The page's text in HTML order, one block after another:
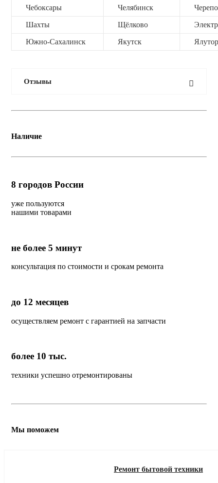
Чебоксары Челябинск
Шахты Щёлково
Южно-Сахалинск Якутск
Отзывы
Наличие
8 городов России
уже пользуются
нашими товарами
не более 5 минут
консультация по стоимости и срокам ремонта
до 12 месяцев
осуществляем ремонт с гарантией на запчасти
более 10 тыс.
техники успешно отремонтированы
Мы поможем
Ремонт бытовой техники